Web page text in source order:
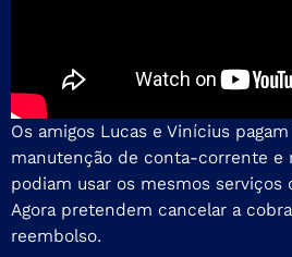
Os amigos Lucas e Vinícius
manutenção de conta-corrente e
podiam usar os mesmos serviços
Agora pretendem cancelar a
reembolso.